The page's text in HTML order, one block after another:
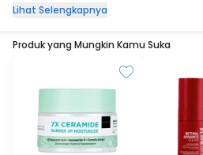
- No added fragrance, no white cast
menit), namun tetap mudah
UV Protection SPF 50 dan PA+++ tidak
perlindungan terhadap sinar UV,
tampak berminyak sehingga dapat
lama. Kulit tampak cerah seketika!
Lihat Selengkapnya
Produk yang Mungkin Kamu Suka